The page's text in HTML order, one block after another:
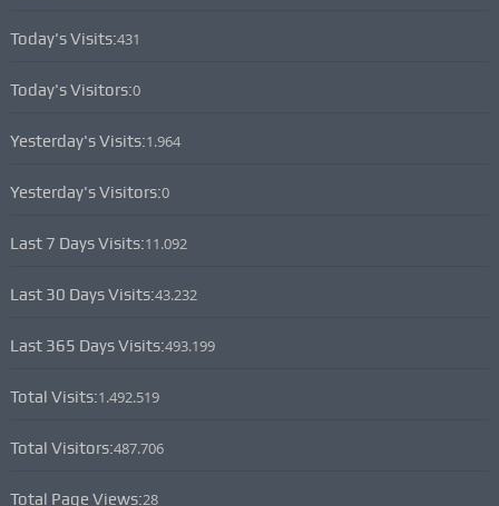
Today's Visits:431
Today's Visitors:0
Yesterday's Visits:1.964
Yesterday's Visitors:0
Last 7 Days Visits:11.092
Last 30 Days Visits:43.232
Last 365 Days Visits:493.199
Total Visits:1.492.519
Total Visitors:487.706
Total Page Views:28